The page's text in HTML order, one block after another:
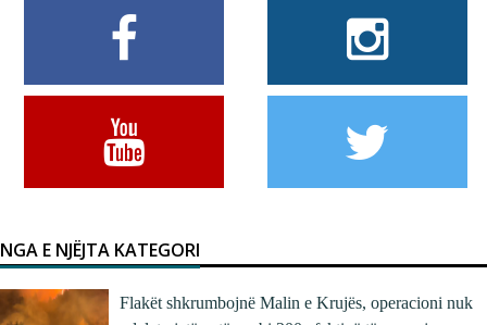
NGA E NJËJTA KATEGORI
Flakët shkrumbojnë Malin e Krujës, operacioni nuk